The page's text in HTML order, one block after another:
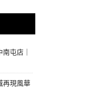
屯店｜
再現風華